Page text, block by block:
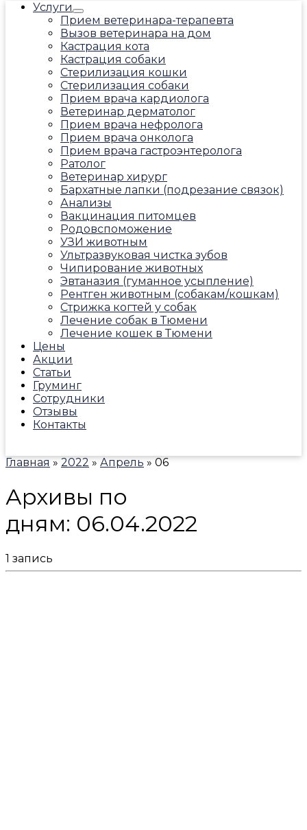
Услуги
Прием ветеринара-терапевта
Вызов ветеринара на дом
Кастрация кота
Кастрация собаки
Стерилизация кошки
Стерилизация собаки
Прием врача кардиолога
Ветеринар дерматолог
Прием врача нефролога
Прием врача онколога
Прием врача гастроэнтеролога
Ратолог
Ветеринар хирург
Бархатные лапки (подрезание связок)
Анализы
Вакцинация питомцев
Родовспоможение
УЗИ животным
Ультразвуковая чистка зубов
Чипирование животных
Эвтаназия (гуманное усыпление)
Рентген животным (собакам/кошкам)
Стрижка когтей у собак
Лечение собак в Тюмени
Лечение кошек в Тюмени
Цены
Акции
Статьи
Груминг
Сотрудники
Отзывы
Контакты
Главная»2022»Апрель»06
Архивы по
дням: 06.04.2022
1 запись